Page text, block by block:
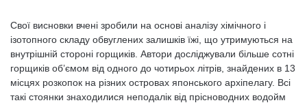
Свої висновки вчені зробили на основі аналізу хімічного і
ізотопного складу обвуглених залишків їжі, що утримуються на
внутрішній стороні горщиків. Автори досліджували більше сотні
горщиків об’ємом від одного до чотирьох літрів, знайдених в 13
місцях розкопок на різних островах японського архіпелагу. Всі
такі стоянки знаходилися неподалік від прісноводних водойм